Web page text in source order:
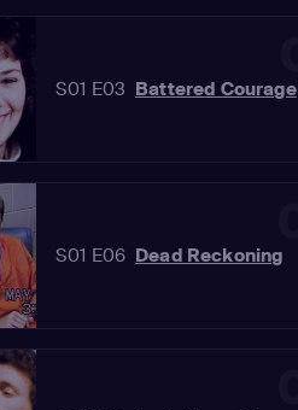
S01 E03 Battered Courage
S01 E06 Dead Reckoning